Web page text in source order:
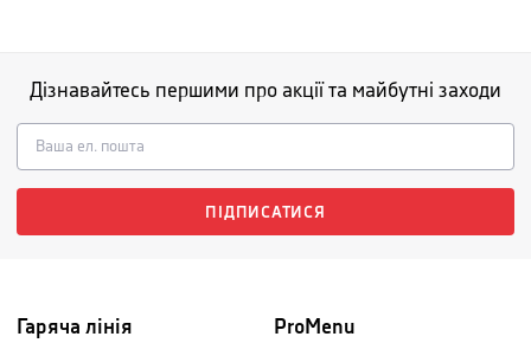
Дізнавайтесь першими про акції та майбутні заходи
ПІДПИСАТИСЯ
Гаряча лінія ProMenu